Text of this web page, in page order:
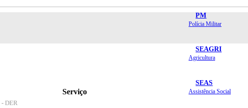
PM
Polícia Militar
SEAGRI
Agricultura
SEAS
Assistência Social
Serviço
- DER